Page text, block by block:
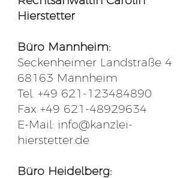
Hierstetter
Büro Mannheim:
Seckenheimer Landstraße 4
68163 Mannheim
Tel. +49 621-123484890
Fax +49 621-48929634
E-Mail: info@kanzlei-
hierstetter.de
Büro Heidelberg: